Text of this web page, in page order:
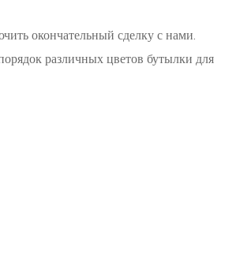
окончательный сделку с нами.
различных цветов бутылки для